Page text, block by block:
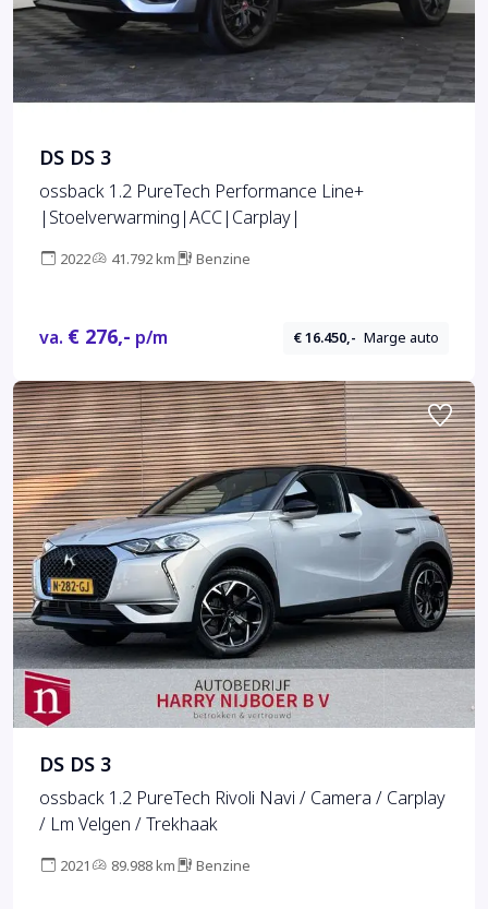
DS DS 3
ossback 1.2 PureTech Performance Line+
|Stoelverwarming|ACC|Carplay|
2022 41.792 km Benzine
va. € 276,- p/m € 16.450,- Marge auto
DS DS 3
ossback 1.2 PureTech Rivoli Navi / Camera / Carplay
/ Lm Velgen / Trekhaak
2021 89.988 km Benzine